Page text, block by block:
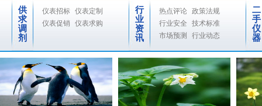
供
求
调
剂
仪表招标 仪表定制
仪表促销
仪表求购
行
业
资
讯
热点评论 政策法规
行业安全
技术标准
市场预测
行业动态
二
手
仪
器